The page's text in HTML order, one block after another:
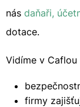
nás daňaři,
dotace.
Vidíme v
firmy